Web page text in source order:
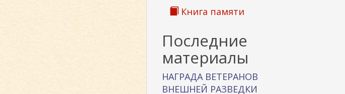
и
к
а
Книга памяти
Последние
материалы
НАГРАДА ВЕТЕРАНОВ
ВНЕШНЕЙ РАЗВЕДКИ